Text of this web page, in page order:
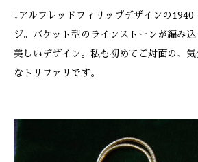
↓アルフレッドフィリップデザインの
ジ。バケット型のラインストーンが編み
美しいデザイン。私も初めてご対面の
なトリファリです。